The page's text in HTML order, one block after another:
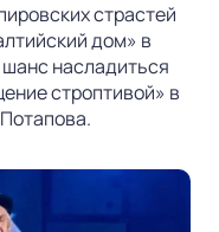
страстей
дом» в
насладиться
строптивой» в